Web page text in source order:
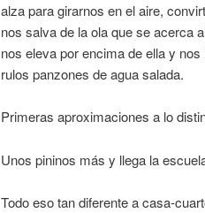
alza para girarnos en el aire,
nos salva de la ola que se acerca
nos eleva por encima de ella y
rulos panzones de agua salada.
Primeras aproximaciones a lo
Unos pininos más y llega la
Todo eso tan diferente a casa-